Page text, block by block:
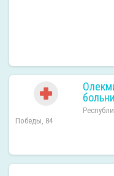
Победы, 84